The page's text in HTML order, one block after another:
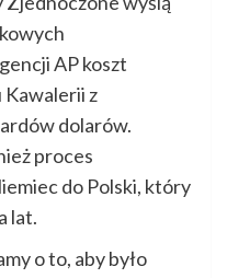
AP koszt
Kawalerii z
dolarów.
proces
do Polski, który
lat.
o to, aby było